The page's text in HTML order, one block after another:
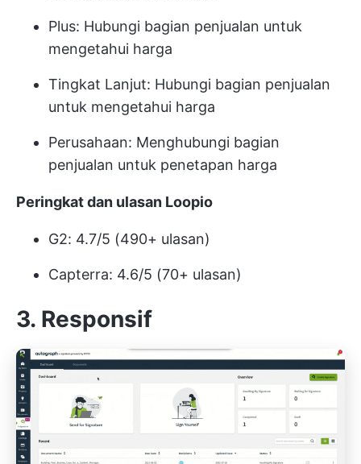
Plus: Hubungi bagian penjualan untuk
mengetahui harga
Tingkat Lanjut: Hubungi bagian penjualan
untuk mengetahui harga
Perusahaan: Menghubungi bagian
penjualan untuk penetapan harga
Peringkat dan ulasan Loopio
G2: 4.7/5 (490+ ulasan)
Capterra: 4.6/5 (70+ ulasan)
3. Responsif